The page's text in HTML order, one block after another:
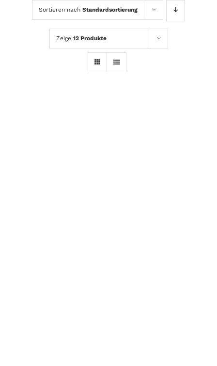
Sortieren nach Standardsortierung
Zeige 12 Produkte